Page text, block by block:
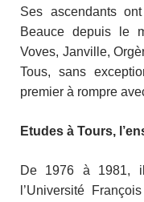
Ses ascendants
Beauce depuis le
Voves, Janville,
Tous, sans
premier à rompre
Etudes à Tours,
De 1976 à 1981,
l’Université